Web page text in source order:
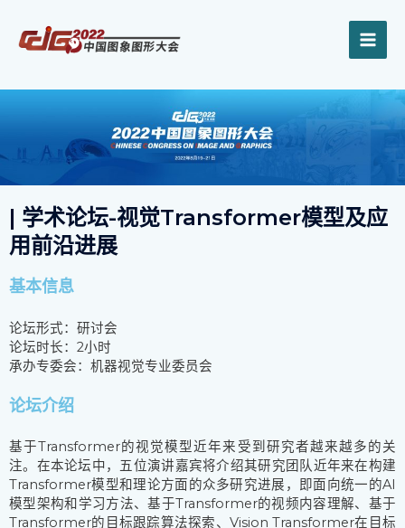
| 学术论坛-视觉Transformer模型及应
用前沿进展
基本信息
论坛形式：研讨会
论坛时长：2小时
承办专委会：机器视觉专业委员会
论坛介绍
基于Transformer的视觉模型近年来受到研究者越来越多的关
注。在本论坛中，五位演讲嘉宾将介绍其研究团队近年来在构建
Transformer模型和理论方面的众多研究进展，即面向统一的AI
模型架构和学习方法、基于Transformer的视频内容理解、基于
Transformer的目标跟踪算法探索、Vision Transformer在目标